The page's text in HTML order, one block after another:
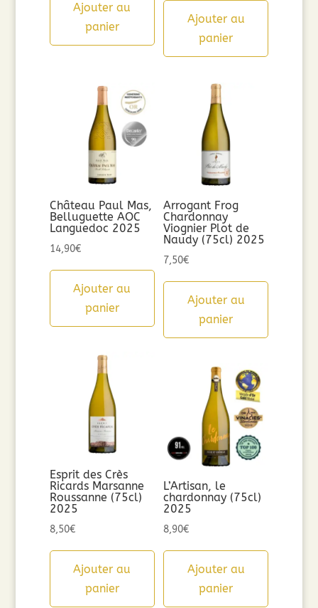
Ajouter au
panier
Ajouter au
panier
Château Paul Mas,
Belluguette AOC
Languedoc 2025
14,90€
Ajouter au
panier
Arrogant Frog
Chardonnay
Viognier Plot de
Naudy (75cl) 2025
7,50€
Ajouter au
panier
Esprit des Crès
Ricards Marsanne
Roussanne (75cl)
2025
8,50€
Ajouter au
panier
L’Artisan, le
chardonnay (75cl)
2025
8,90€
Ajouter au
panier